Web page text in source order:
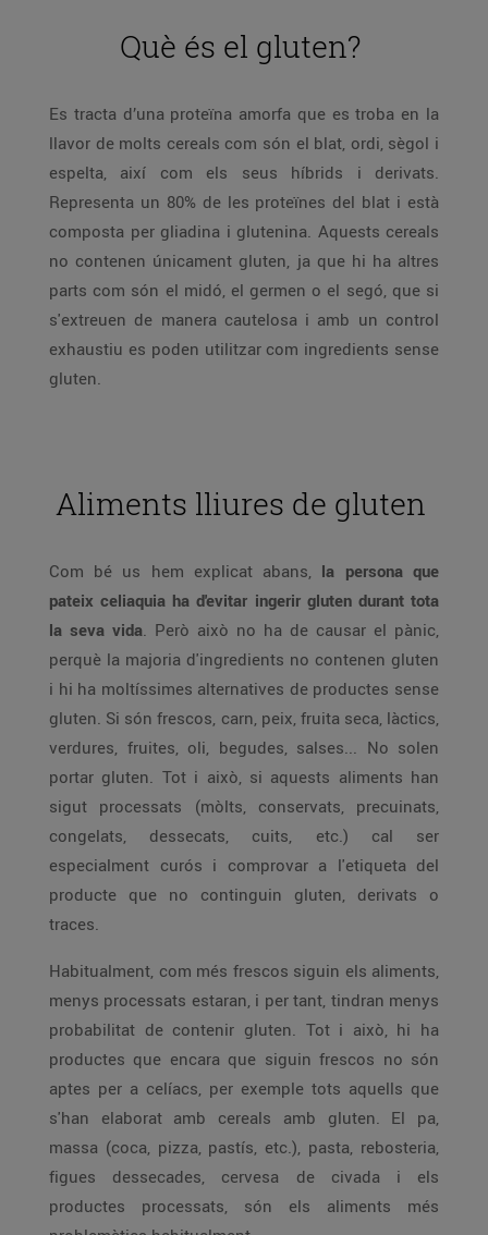
Què és el gluten?
Es tracta d’una proteïna amorfa que es troba en la
llavor de molts cereals com són el blat, ordi, sègol i
espelta, així com els seus híbrids i derivats.
Representa un 80% de les proteïnes del blat i està
composta per gliadina i glutenina. Aquests cereals
no contenen únicament gluten, ja que hi ha altres
parts com són el midó, el germen o el segó, que si
s'extreuen de manera cautelosa i amb un control
exhaustiu es poden utilitzar com ingredients sense
gluten.
Aliments lliures de gluten
Com bé us hem explicat abans, la persona que
pateix celiaquia ha d'evitar ingerir gluten durant tota
la seva vida. Però això no ha de causar el pànic,
perquè la majoria d'ingredients no contenen gluten
i hi ha moltíssimes alternatives de productes sense
gluten. Si són frescos, carn, peix, fruita seca, làctics,
verdures, fruites, oli, begudes, salses... No solen
portar gluten. Tot i això, si aquests aliments han
sigut processats (mòlts, conservats, precuinats,
congelats, dessecats, cuits, etc.) cal ser
especialment curós i comprovar a l'etiqueta del
producte que no continguin gluten, derivats o
traces.
Habitualment, com més frescos siguin els aliments,
menys processats estaran, i per tant, tindran menys
probabilitat de contenir gluten. Tot i això, hi ha
productes que encara que siguin frescos no són
aptes per a celíacs, per exemple tots aquells que
s'han elaborat amb cereals amb gluten. El pa,
massa (coca, pizza, pastís, etc.), pasta, rebosteria,
figues dessecades, cervesa de civada i els
productes processats, són els aliments més